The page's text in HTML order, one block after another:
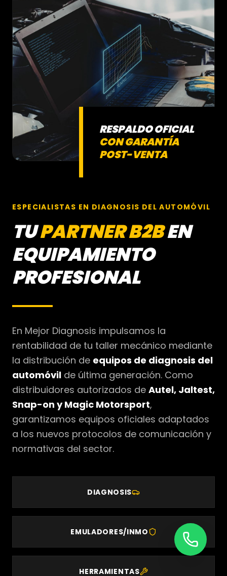
RESPALDO OFICIAL
CON GARANTÍA
POST-VENTA
ESPECIALISTAS EN DIAGNOSIS DEL AUTOMÓVIL
TUPARTNER B2BEN
EQUIPAMIENTO
PROFESIONAL
En Mejor Diagnosis impulsamos la
rentabilidad de tu taller mecánico mediante
la distribución de equipos de diagnosis del
automóvil de última generación. Como
distribuidores autorizados de Autel, Jaltest,
Snap-on y Magic Motorsport,
garantizamos equipos oficiales adaptados
a los nuevos protocolos de comunicación y
normativas del sector.
DIAGNOSIS
EMULADORES/INMO
HERRAMIENTAS